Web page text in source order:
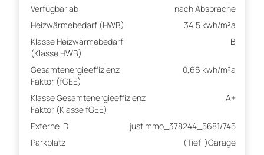
Verfügbar ab
nach Absprache
Heizwärmebedarf (HWB)
34,5 kwh/m²a
Klasse Heizwärmebedarf
(Klasse HWB)
B
Gesamtenergieeffizienz
Faktor (fGEE)
0,66 kwh/m²a
Klasse Gesamtenergieeffizienz
Faktor (Klasse fGEE)
A+
Externe ID
justimmo_378244_5681/745
Parkplatz
(Tief-)Garage